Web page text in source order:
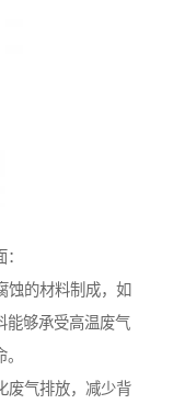
蚀的材料制成，如
能够承受高温废气
废气排放，减少背